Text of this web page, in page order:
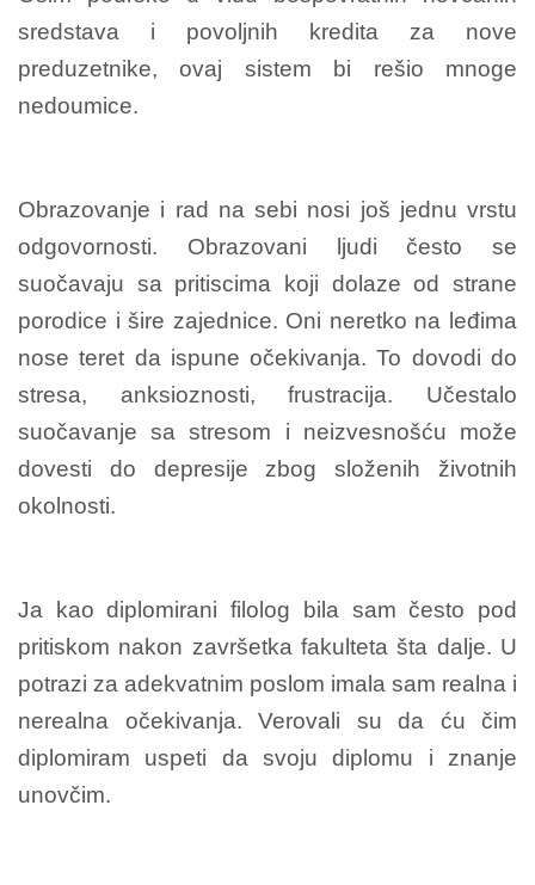
sredstava i povoljnih kredita za nove
preduzetnike, ovaj sistem bi rešio mnoge
nedoumice.
Obrazovanje i rad na sebi nosi još jednu vrstu
odgovornosti. Obrazovani ljudi često se
suočavaju sa pritiscima koji dolaze od strane
porodice i šire zajednice. Oni neretko na leđima
nose teret da ispune očekivanja. To dovodi do
stresa, anksioznosti, frustracija. Učestalo
suočavanje sa stresom i neizvesnošću može
dovesti do depresije zbog složenih životnih
okolnosti.
Ja kao diplomirani filolog bila sam često pod
pritiskom nakon završetka fakulteta šta dalje. U
potrazi za adekvatnim poslom imala sam realna i
nerealna očekivanja. Verovali su da ću čim
diplomiram uspeti da svoju diplomu i znanje
unovčim.